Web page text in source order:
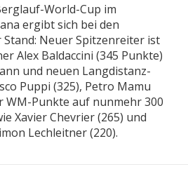
World-Cup im
ergibt sich bei den
Neuer Spitzenreiter ist
Alex Baldaccini (345 Punkte)
und neuen Langdistanz-
Puppi (325), Petro Mamu
WM-Punkte auf nunmehr 300
Xavier Chevrier (265) und
Lechleitner (220).